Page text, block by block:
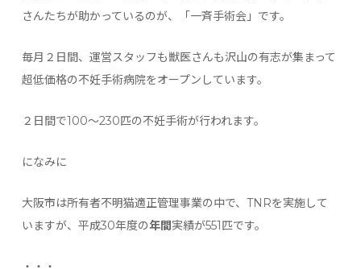
さんたちが助かっているのが、「一斉手術会」です。
毎月２日間、運営スタッフも獣医さんも沢山の有志が集まって
超低価格の不妊手術病院をオープンしています。
２日間で100〜230匹の不妊手術が行われます。
になみに
大阪市は所有者不明猫適正管理事業の中で、TNRを実施して
いますが、平成30年度の年間実績が551匹です。